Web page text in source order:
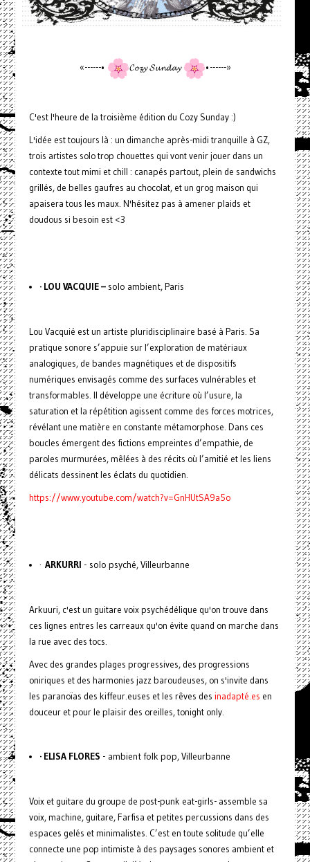
«------• 𝓒𝓸𝔃𝔂 𝓢𝓾𝓷𝓭𝓪𝔂 •------»
C'est l'heure de la troisième édition du Cozy Sunday :)
L'idée est toujours là : un dimanche après-midi tranquille à GZ,
trois artistes solo trop chouettes qui vont venir jouer dans un
contexte tout mimi et chill : canapés partout, plein de sandwichs
grillés, de belles gaufres au chocolat, et un grog maison qui
apaisera tous les maux. N'hésitez pas à amener plaids et
doudous si besoin est <3
· LOU VACQUIE –solo ambient, Paris
Lou Vacquié est un artiste pluridisciplinaire basé à Paris. Sa
pratique sonore s’appuie sur l’exploration de matériaux
analogiques, de bandes magnétiques et de dispositifs
numériques envisagés comme des surfaces vulnérables et
transformables. Il développe une écriture où l’usure, la
saturation et la répétition agissent comme des forces motrices,
révélant une matière en constante métamorphose. Dans ces
boucles émergent des fictions empreintes d’empathie, de
paroles murmurées, mêlées à des récits où l’amitié et les liens
délicats dessinent les éclats du quotidien.
https://www.youtube.com/watch?v=GnHUtSA9a5o
· ARKURRI - solo psyché, Villeurbanne
Arkuuri, c'est un guitare voix psychédélique qu'on trouve dans
ces lignes entres les carreaux qu'on évite quand on marche dans
la rue avec des tocs.
Avec des grandes plages progressives, des progressions
oniriques et des harmonies jazz baroudeuses, on s'invite dans
les paranoïas des kiffeur.euses et les rêves des inadapté.es en
douceur et pour le plaisir des oreilles, tonight only.
· ELISA FLORES - ambient folk pop, Villeurbanne
Voix et guitare du groupe de post-punk eat-girls- assemble sa
voix, machine, guitare, Farfisa et petites percussions dans des
espaces gelés et minimalistes. C’est en toute solitude qu’elle
connecte une pop intimiste à des paysages sonores ambient et